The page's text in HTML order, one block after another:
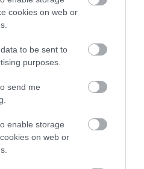
cookies on web or
to be sent to
purposes.
send me
enable storage
on web or